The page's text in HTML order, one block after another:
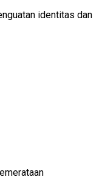
identitas dan